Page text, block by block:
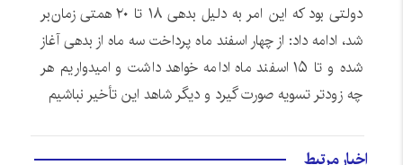
دولتی بود که این امر به دلیل بدهی ۱۸ تا ۲۰ همتی زمان‌بر
شد، ادامه داد: از چهار اسفند ماه پرداخت سه ماه از بدهی آغاز
شده و تا ۱۵ اسفند ماه ادامه خواهد داشت و امیدواریم هر
چه زودتر تسویه صورت گیرد و دیگر شاهد این تأخیر نباشیم
اخبار مرتبط